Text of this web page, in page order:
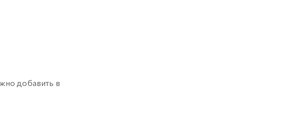
добавить в